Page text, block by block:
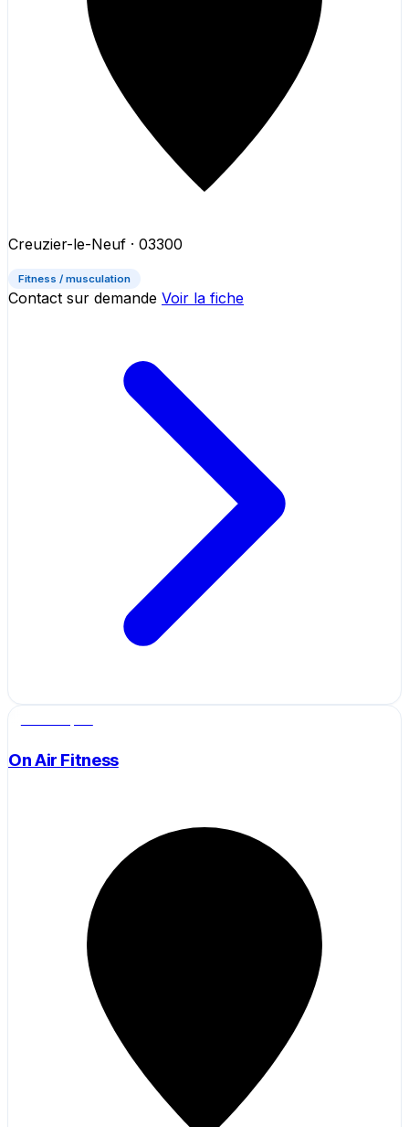
Creuzier-le-Neuf · 03300
Fitness / musculation
Contact sur demande Voir la fiche
On Air Fitness